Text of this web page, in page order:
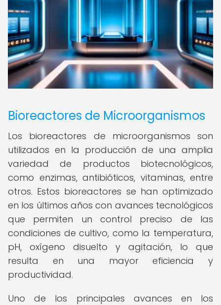
Bioreactores de Microorganismos
Los bioreactores de microorganismos son
utilizados en la producción de una amplia
variedad de productos biotecnológicos,
como enzimas, antibióticos, vitaminas, entre
otros. Estos bioreactores se han optimizado
en los últimos años con avances tecnológicos
que permiten un control preciso de las
condiciones de cultivo, como la temperatura,
pH, oxígeno disuelto y agitación, lo que
resulta en una mayor eficiencia y
productividad.
Uno de los principales avances en los